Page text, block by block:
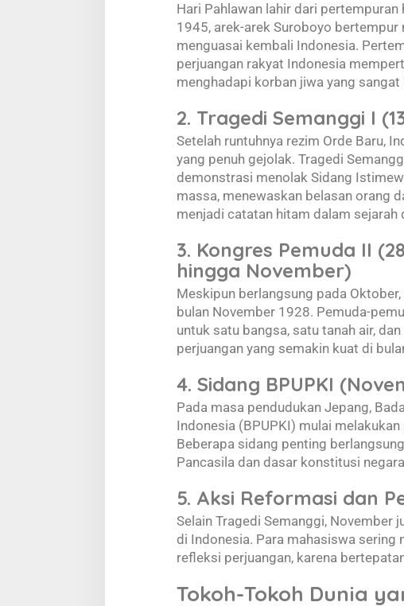
Hari Pahlawan lahir dari
1945, arek-arek Suroboyo
menguasai kembali Indonesia.
perjuangan rakyat Indonesia
menghadapi korban jiwa yang sangat
2. Tragedi Semanggi I
Setelah runtuhnya rezim Orde Baru,
yang penuh gejolak. Tragedi
demonstrasi menolak Sidang
massa, menewaskan belasan orang
menjadi catatan hitam dalam sejarah
3. Kongres Pemuda II
hingga November)
Meskipun berlangsung pada
bulan November 1928. Pemuda-
untuk satu bangsa, satu tanah air,
perjuangan yang semakin kuat di
4. Sidang BPUPKI
Pada masa pendudukan Jepang,
Indonesia (BPUPKI) mulai
Beberapa sidang penting
Pancasila dan dasar konstitusi
5. Aksi Reformasi dan
Selain Tragedi Semanggi, November
di Indonesia. Para mahasiswa
refleksi perjuangan, karena
Tokoh-Tokoh Dunia